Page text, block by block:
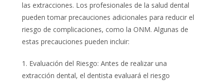
las extracciones. Los profesionales de la salud dental
pueden tomar precauciones adicionales para reducir el
riesgo de complicaciones, como la ONM. Algunas de
estas precauciones pueden incluir:
1. Evaluación del Riesgo: Antes de realizar una
extracción dental, el dentista evaluará el riesgo